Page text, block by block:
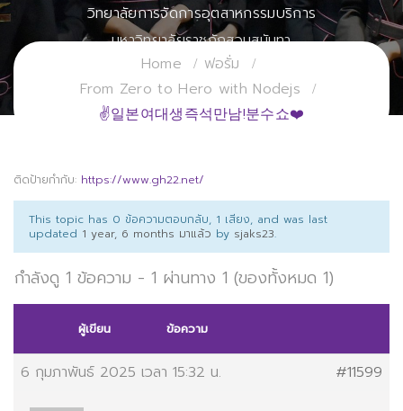
วิทยาลัยการจัดการอุตสาหกรรมบริการ
มหาวิทยาลัยราชภัฏสวนสุนันทา
Home
ฟอรั่ม
From Zero to Hero with Nodejs
✌일본여대생즉석만남!분수쇼❤️
ติดป้ายกำกับ: https://www.gh22.net/
This topic has 0 ข้อความตอบกลับ, 1 เสียง, and was last
updated 1 year, 6 months มาแล้ว by sjaks23.
กำลังดู 1 ข้อความ - 1 ผ่านทาง 1 (ของทั้งหมด 1)
ผู้เขียน ข้อความ
6 กุมภาพันธ์ 2025 เวลา 15:32 น. #11599